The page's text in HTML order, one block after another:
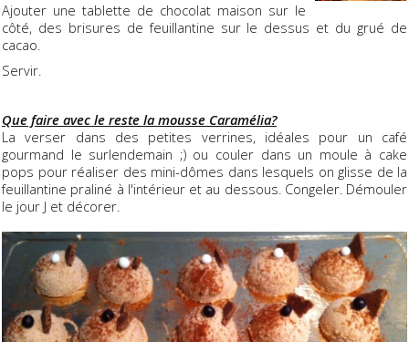
Ajouter une tablette de chocolat maison sur le
côté, des brisures de feuillantine sur le dessus et du grué de
cacao.
Servir.
Que faire avec le reste la mousse Caramélia?
La verser dans des petites verrines, idéales pour un café
gourmand le surlendemain ;) ou couler dans un moule à cake
pops pour réaliser des mini-dômes dans lesquels on glisse de la
feuillantine praliné à l'intérieur et au dessous. Congeler. Démouler
le jour J et décorer.